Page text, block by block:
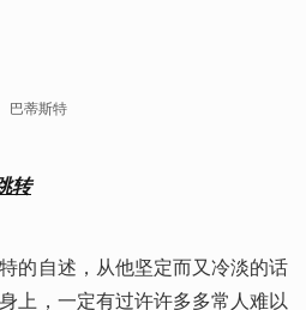
巴蒂斯特
转
的自述，从他坚定而又冷淡的话
上，一定有过许许多多常人难以